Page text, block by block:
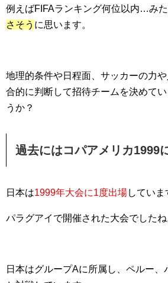
例えばFIFAランキング何位以内…み
さそう に思います。
地理的条件や日程面、サッカーの力
合的に判断して招待チームを決めて
うか？
過去にはコパアメリカ1999
日本は1999年大会に1度出場していま
パラグアイで開催された大会でしたね
日本はグループAに所属し、ペルー、